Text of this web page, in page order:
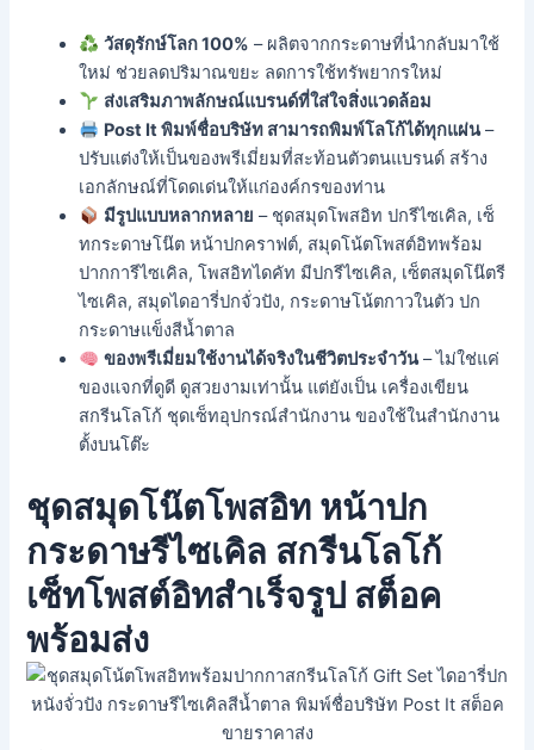
วัสดุรักษ์โลก 100% – ผลิตจากกระดาษที่นำกลับมาใช้
ใหม่ ช่วยลดปริมาณขยะ ลดการใช้ทรัพยากรใหม่
ส่งเสริมภาพลักษณ์แบรนด์ที่ใส่ใจสิ่งแวดล้อม
Post It พิมพ์ชื่อบริษัท สามารถพิมพ์โลโก้ได้ทุกแผ่น–
ปรับแต่งให้เป็นของพรีเมี่ยมที่สะท้อนตัวตนแบรนด์ สร้าง
เอกลักษณ์ที่โดดเด่นให้แก่องค์กรของท่าน
มีรูปแบบหลากหลาย – ชุดสมุดโพสอิท ปกรีไซเคิล, เซ็
ทกระดาษโน๊ต หน้าปกคราฟต์, สมุดโน้ตโพสต์อิทพร้อม
ปากการีไซเคิล, โพสอิทไดคัท มีปกรีไซเคิล, เซ็ตสมุดโน๊ตรี
ไซเคิล, สมุดไดอารี่ปกจั่วปัง, กระดาษโน้ตกาวในตัว ปก
กระดาษแข็งสีน้ำตาล
ของพรีเมี่ยมใช้งานได้จริงในชีวิตประจำวัน– ไม่ใช่แค่
ของแจกที่ดูดี ดูสวยงามเท่านั้น แต่ยังเป็น เครื่องเขียน
สกรีนโลโก้ ชุดเซ็ทอุปกรณ์สำนักงาน ของใช้ในสำนักงาน
ตั้งบนโต๊ะ
ชุดสมุดโน๊ตโพสอิท หน้าปก
กระดาษรีไซเคิล สกรีนโลโก้
เซ็ทโพสต์อิทสำเร็จรูป สต็อค
พร้อมส่ง